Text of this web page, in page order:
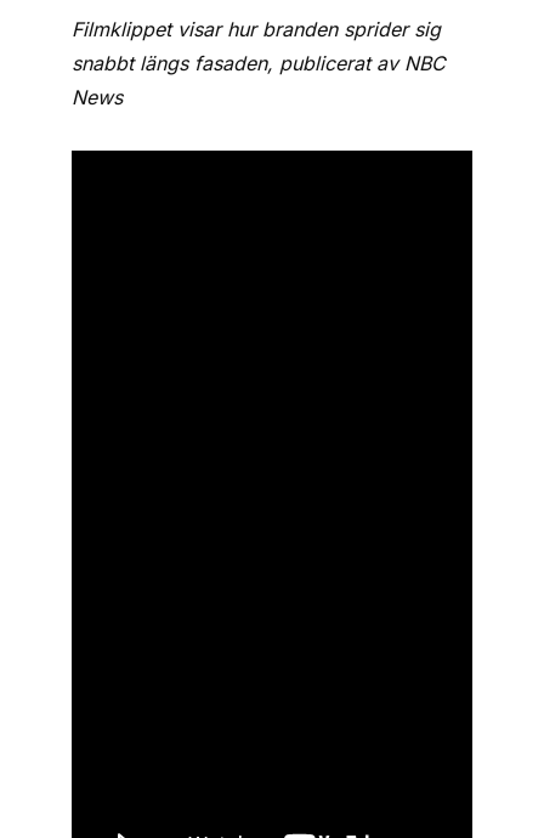
Filmklippet visar hur branden sprider sig
snabbt längs fasaden, publicerat av NBC
News